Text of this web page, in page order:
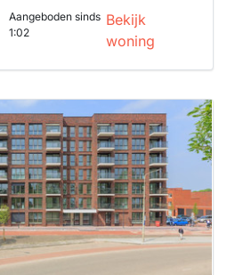
Aangeboden sinds
1:02
Bekijk
woning